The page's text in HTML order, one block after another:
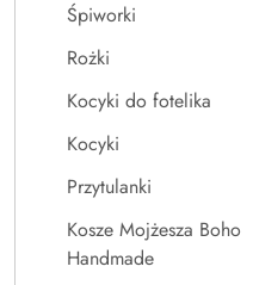
Śpiworki
Rożki
Kocyki do fotelika
Kocyki
Przytulanki
Kosze Mojżesza Boho
Handmade